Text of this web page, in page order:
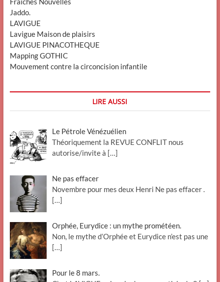
Jaddo.
LAVIGUE
Lavigue Maison de plaisirs
LAVIGUE PINACOTHEQUE
Mapping GOTHIC
Mouvement contre la circoncision infantile
LIRE AUSSI
Le Pétrole Vénézuélien
Théoriquement la REVUE CONFLIT nous
autorise/invite à […]
Ne pas effacer
Novembre pour mes deux Henri Ne pas effacer .
[…]
Orphée, Eurydice : un mythe prométéen.
Non, le mythe d’Orphée et Eurydice n’est pas une
[…]
Pour le 8 mars.